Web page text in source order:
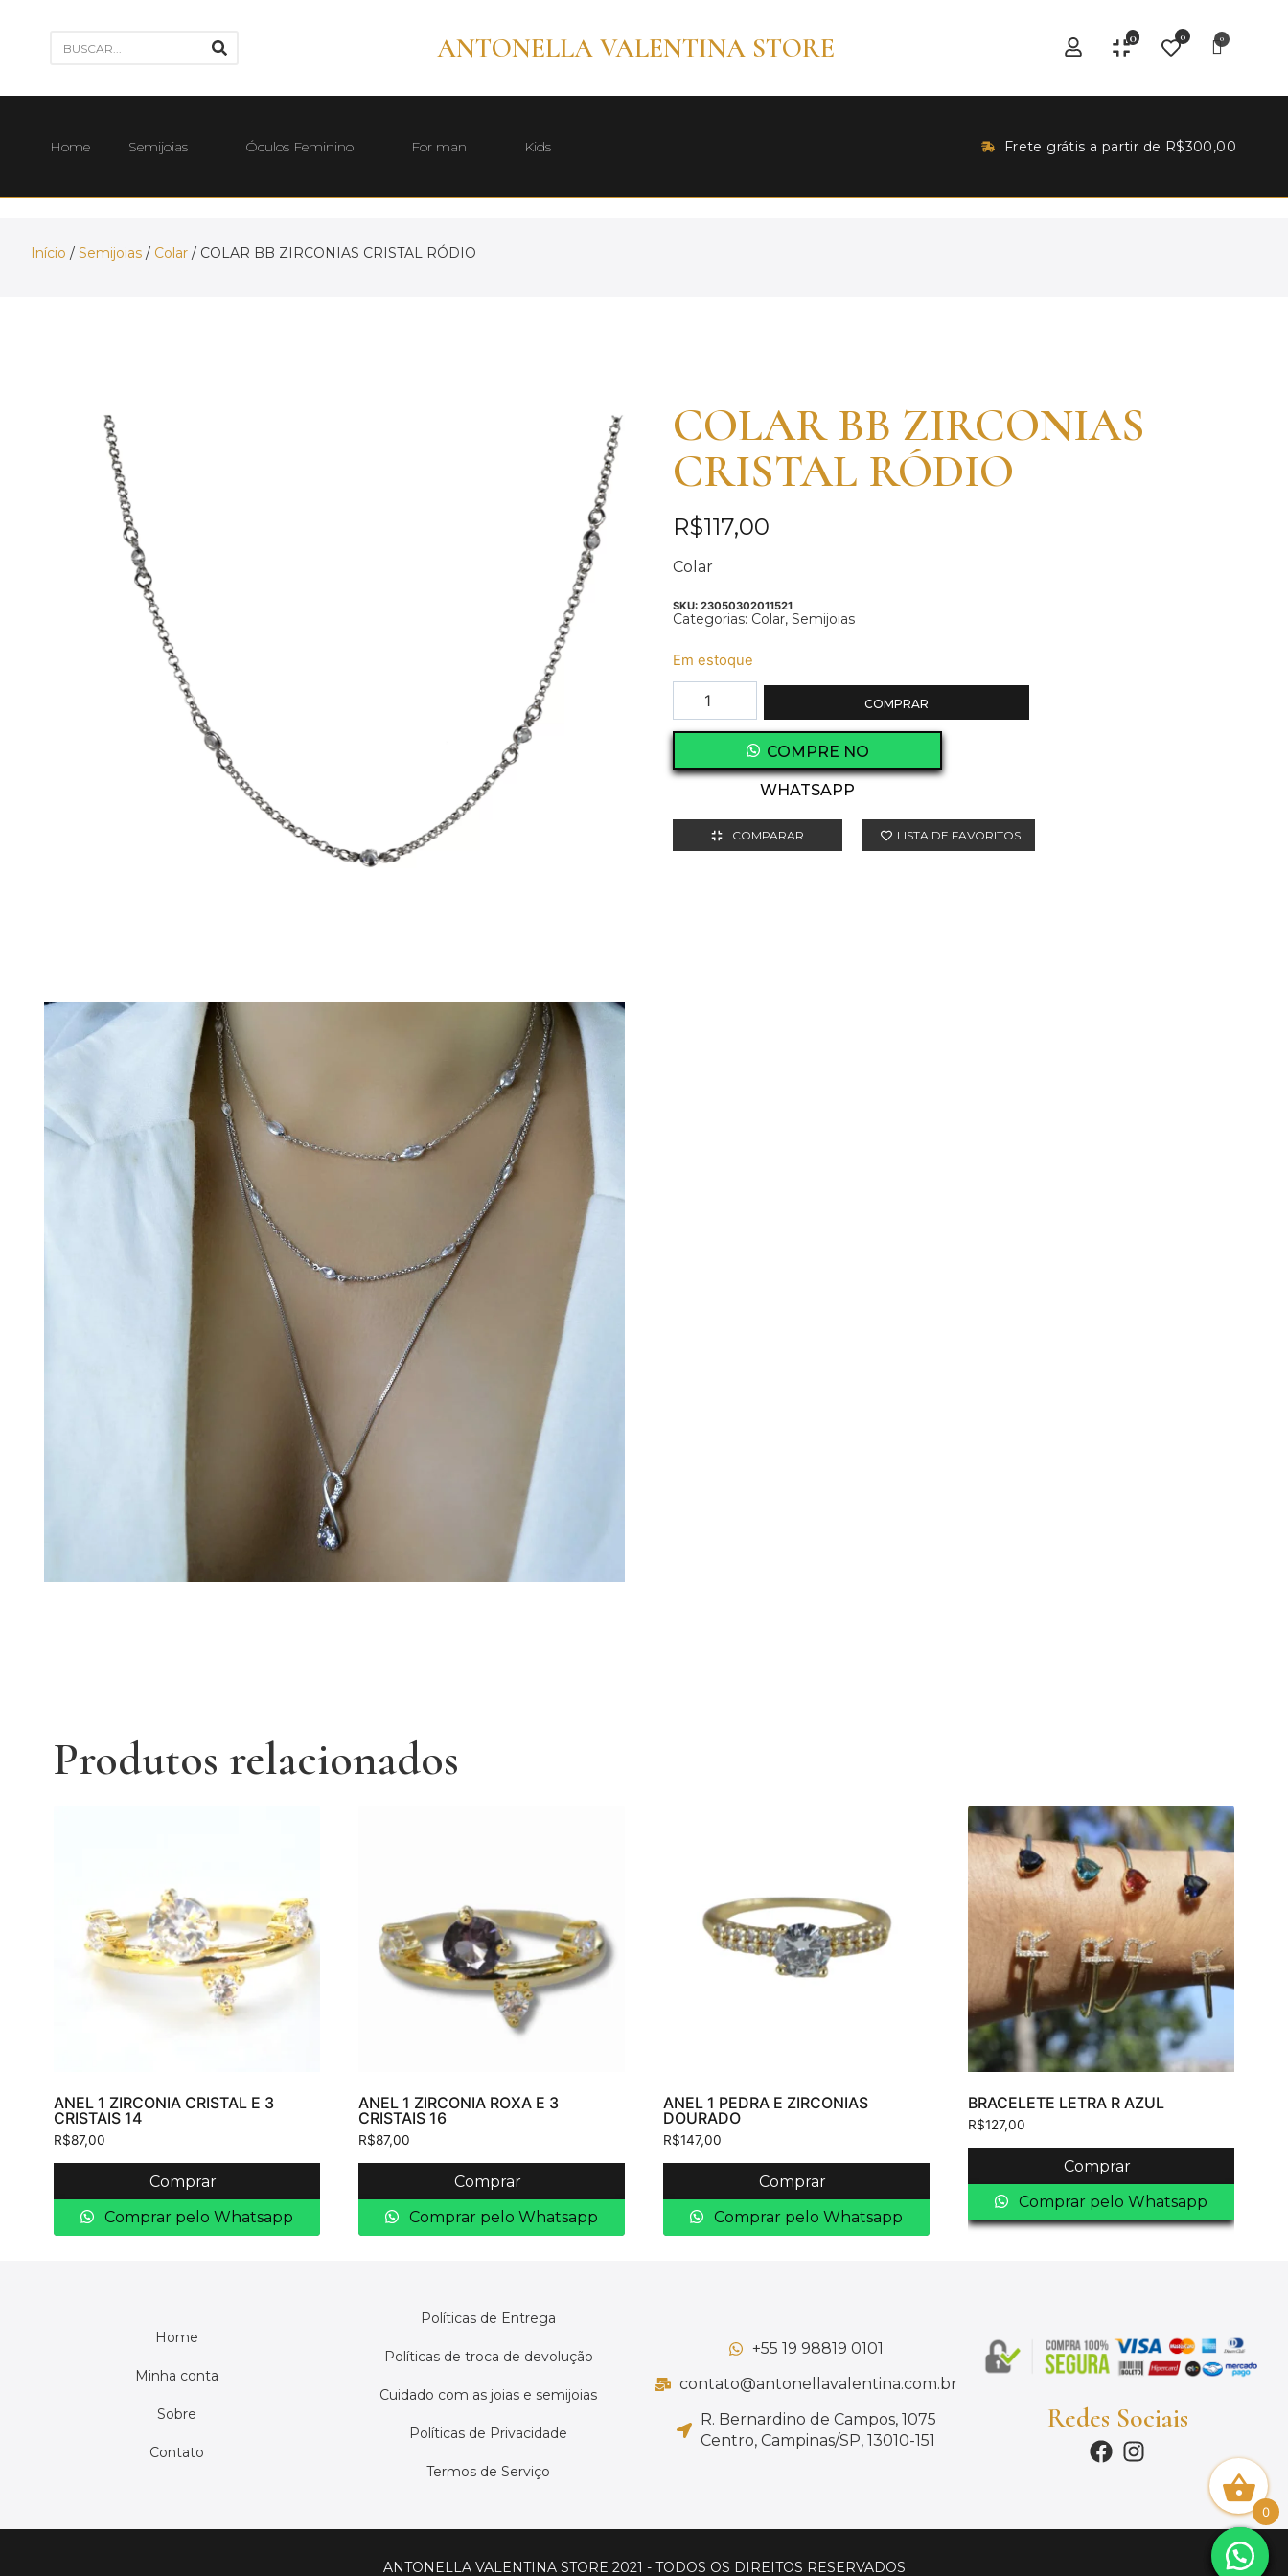
ANTONELLA VALENTINA STORE 0 0
Home Semijoias Óculos Feminino For man Kids Frete grátis a partir de R$300,00
Início / Semijoias / Colar / COLAR BB ZIRCONIAS CRISTAL RÓDIO
COLAR BB ZIRCONIAS
CRISTAL RÓDIO
R$117,00
Colar
SKU: 23050302011521
Categorias: Colar, Semijoias
Em estoque
COMPRAR
COMPRE NO
WHATSAPP
COMPARAR LISTA DE FAVORITOS
Produtos relacionados
ANEL 1 ZIRCONIA CRISTAL E 3
CRISTAIS 14
R$87,00
Comprar
Comprar pelo Whatsapp
ANEL 1 ZIRCONIA ROXA E 3
CRISTAIS 16
R$87,00
Comprar
Comprar pelo Whatsapp
ANEL 1 PEDRA E ZIRCONIAS
DOURADO
R$147,00
Comprar
Comprar pelo Whatsapp
BRACELETE LETRA R AZUL
R$127,00
Comprar
Comprar pelo Whatsapp
Home
Minha conta
Sobre
Contato
Políticas de Entrega
Políticas de troca de devolução
Cuidado com as joias e semijoias
Políticas de Privacidade
Termos de Serviço
+55 19 98819 0101
contato@antonellavalentina.com.br
R. Bernardino de Campos, 1075
Centro, Campinas/SP, 13010-151
Redes Sociais
ANTONELLA VALENTINA STORE 2021 - TODOS OS DIREITOS RESERVADOS
0